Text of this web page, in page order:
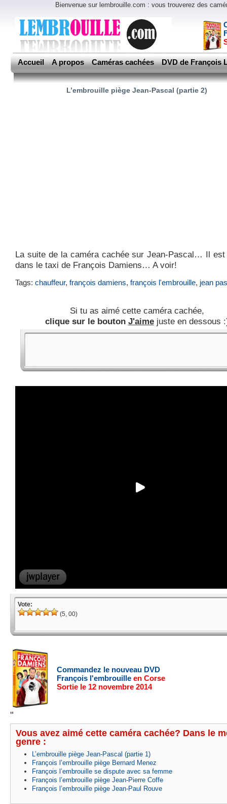
Bienvenue sur lembrouille.com : vous trouverez des
Accueil A propos Caméras cachées DVD de François
L’embrouille piège Jean-Pascal (partie 2)
La suite de la caméra cachée sur Jean-Pascal… Il est
dans le taxi de François Damiens… A voir!
Tags: chauffeur, françois damiens, françois l'embrouille, jean
Si tu as aimé cette caméra cachée,
clique sur le bouton J'aimejuste en dessous
Vote:
(5, 00)
Commandez le nouveau DVD
François l'embrouille en Corse
Sortie le 12 novembre 2014
"
Vous avez aimé cette caméra cachée? Dans le
genre :
L’embrouille piège Jean-Pascal (partie 1)
François l’embrouille piège Bernard Menez
François l’embrouille se dispute avec sa femme
François l’embrouille piège Jean-Pierre Coffe
François l’embrouille piège Jean-Paul Rouve